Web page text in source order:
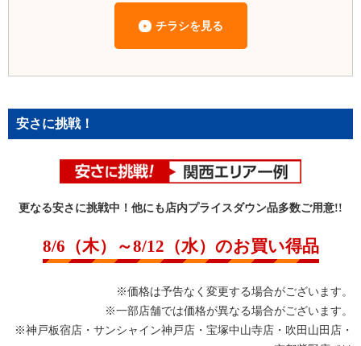
チラシを見る
安さに挑戦！
更なる安さに挑戦中！他にも店内プライスダウン品多数ご用意!!
8/6（木）～8/12（水）のお買い得品
※価格は予告なく変更する場合がございます。
※一部店舗では価格が異なる場合がございます。
※神戸板宿店・サンシャイン神戸店・宝塚中山寺店・吹田山田店・